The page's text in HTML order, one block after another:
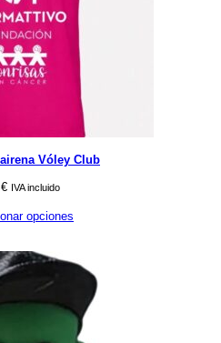
Vóley Club
€ IVA incluido
opciones